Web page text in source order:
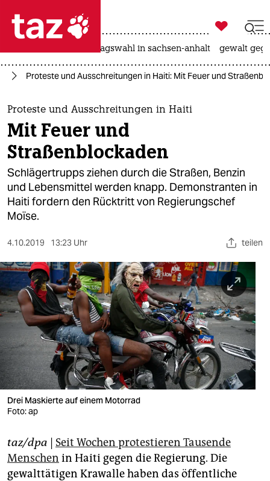
 taz zahl ich
taz zahl ich
themen
politik
öko
gesellschaft
kultur
sport
berlin
nord
wahrheit
verlag
verlag
veranstaltungen
fragen & hilfe
unterstützen

taz zahl ich
landtagswahl in sachsen-anhalt gewalt
Proteste und Ausschreitungen in Haiti: Mit Feuer und
Proteste und Ausschreitungen in Haiti
Mit Feuer und
Straßenblockaden
Schlägertrupps ziehen durch die Straßen, Benzin
und Lebensmittel werden knapp. Demonstranten in
Haiti fordern den Rücktritt von Regierungschef
Moïse.
4.10.2019 13:23 Uhr teilen
Drei Maskierte auf einem Motorrad
Foto: ap
taz/dpa | Seit Wochen protestieren Tausende
Menschen in Haiti gegen die Regierung. Die
gewalttätigen Krawalle haben das öffentliche